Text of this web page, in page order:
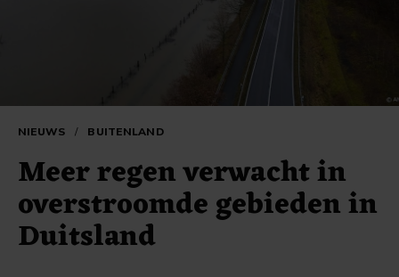
NIEUWS / BUITENLAND
Meer regen verwacht in
overstroomde gebieden in
Duitsland